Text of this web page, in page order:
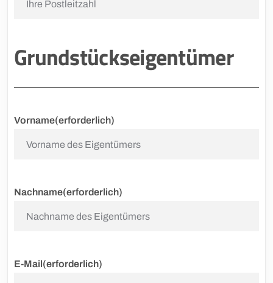
Grundstückseigentümer
Vorname(erforderlich)
Nachname(erforderlich)
E-Mail(erforderlich)